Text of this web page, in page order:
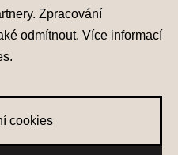
údajů
cookies
Zpracování
odmítnout. Více informací
.
cookies